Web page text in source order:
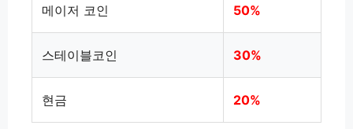
메이저 코인 50%
스테이블코인 30%
현금 20%